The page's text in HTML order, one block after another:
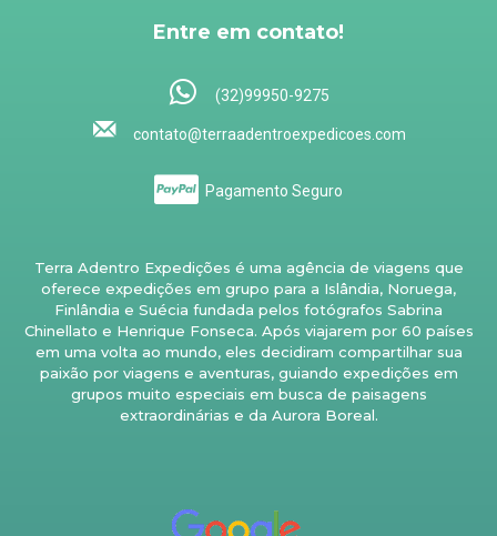
Entre em contato!
(32)99950-9275
contato@terraadentroexpedicoes.com
Pagamento Seguro
Terra Adentro Expedições é uma agência de viagens que
oferece expedições em grupo para a Islândia, Noruega,
Finlândia e Suécia fundada pelos fotógrafos Sabrina
Chinellato e Henrique Fonseca. Após viajarem por 60 países
em uma volta ao mundo, eles decidiram compartilhar sua
paixão por viagens e aventuras, guiando expedições em
grupos muito especiais em busca de paisagens
extraordinárias e da Aurora Boreal.